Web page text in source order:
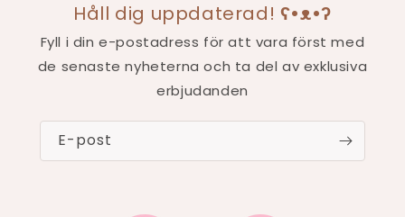
Håll dig uppdaterad! ʕ•ᴥ•ʔ
Fyll i din e-postadress för att vara först med
de senaste nyheterna och ta del av exklusiva
erbjudanden
E-post